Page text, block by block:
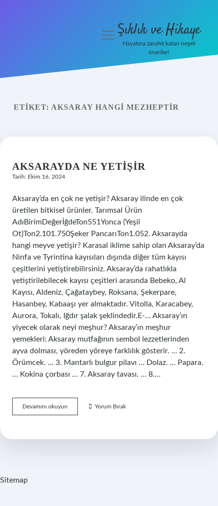
Olur
menüyüŞıklık ve Hikaye
Hayatına zarafet katan neşeli
öneriler!
ETIKET: AKSARAY HANGI MEZHEPTIR
AKSARAYDA NE YETIŞIR
Tarih: Ekim 16, 2024
Aksaray’da en çok ne yetişir? Aksaray ilinde en çok
üretilen bitkisel ürünler. Tarımsal Ürün
AdıBirimDeğerİğdeTon551Yonca (Yeşil
Ot)Ton2.101.750Şeker PancarıTon1.052. Aksarayda
hangi meyve yetişir? Karasal iklime sahip olan Aksaray’da
Ninfa ve Tyrintina kayısıları dışında diğer tüm kayısı
çeşitlerini yetiştirebilirsiniz. Aksaray’da rahatlıkla
yetiştirilebilecek kayısı çeşitleri arasında Bebeko, Al
Kayısı, Aldeniz, Çağataybey, Roksana, Şekerpare,
Hasanbey, Kabaaşı yer almaktadır. Vitolla, Karacabey,
Aurora, Tokalı, Iğdır şalak şeklindedir.E-… Aksaray’ın
yiyecek olarak neyi meşhur? Aksaray’ın meşhur
yemekleri: Aksaray mutfağının sembol lezzetlerinden
ayva dolması, yöreden yöreye farklılık gösterir. … 2.
Örümcek. … 3. Mantarlı bulgur pilavı … Dolaz. … Papara.
… Kokina çorbası … 7. Aksaray tavası. … 8.…
Devamını okuyun Aksarayda
Ne
Yorum Bırak
Sitemap